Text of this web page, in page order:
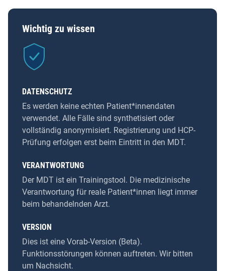
Wichtig zu wissen
DATENSCHUTZ
Es werden keine echten Patient*innendaten
verwendet. Alle Fälle sind synthetisiert oder
vollständig anonymisiert. Registrierung und HCP-
Prüfung erfolgen erst beim Eintritt in den MDT.
VERANTWORTUNG
Der MDT ist ein Trainingstool. Die medizinische
Verantwortung für reale Patient*innen liegt immer
beim behandelnden Arzt.
VERSION
Dies ist eine Vorab-Version (Beta).
Funktionsstörungen können auftreten. Wir bitten
um Nachsicht.